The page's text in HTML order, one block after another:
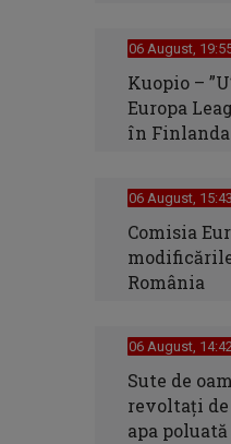
06 August,
Kuopio –
Europa
în Finlanda
06 August, 15:43
Comisia
România
06 August,
Sute de
revoltați
apa poluată